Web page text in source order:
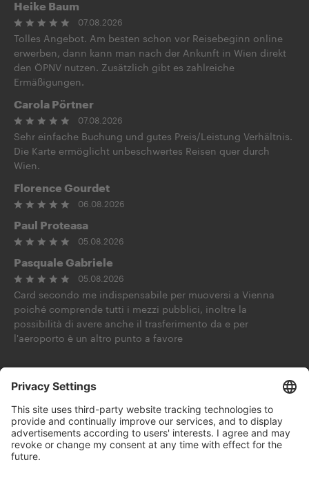
Chiedi all'IA Seguiteci su
Heike Baum
07.08.2026
Tolles Angebot. Am besten schon vor Reisebeginn online
erwerben, dann kann man nach der Ankunft in Wien direkt
den ÖPNV nutzen. Zusätzlich gibt es zahlreiche
Ermäßigungen.
Carola Pörtner
07.08.2026
Sehr einfache Buchung und gutes Preis/Leistung Verhältnis.
Die Karte ermöglicht unbeschwertes Reisen quer durch
Wien.
Florence Gourdet
06.08.2026
Paul Proteasa
05.08.2026
Pasquale Gabriele
05.08.2026
Card secondo me indispensabile per muoversi a Vienna
poiché comprende tutti i mezzi pubblici, inoltre la
possibilità di avere anche il trasferimento da e per
l'aeroporto è un altro punto a favore